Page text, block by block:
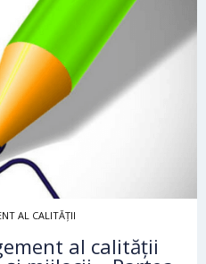
AL CALITĂȚII
al calității